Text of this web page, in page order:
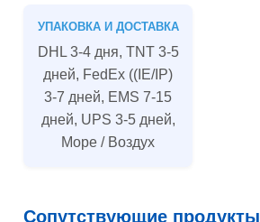
УПАКОВКА И ДОСТАВКА
DHL 3-4 дня, TNT 3-5
дней, FedEx ((IE/IP)
3-7 дней, EMS 7-15
дней, UPS 3-5 дней,
Море / Воздух
Сопутствующие продукты